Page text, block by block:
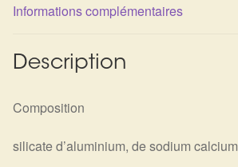
Commandes
Panier
Informations complémentaires
Description
Composition
silicate d’aluminium, de sodium calcium